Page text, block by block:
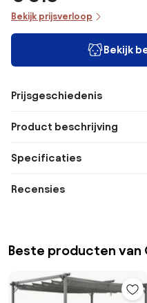
Bekijk prijsverloop
Bekijk
Prijsgeschiedenis
Product beschrijving
Specificaties
Recensies
Beste producten van